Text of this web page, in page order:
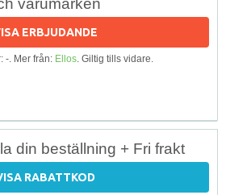
varumärken
ERBJUDANDE
-. Mer från: Ellos. Giltig tills vidare.
din beställning + Fri frakt
RABATTKOD